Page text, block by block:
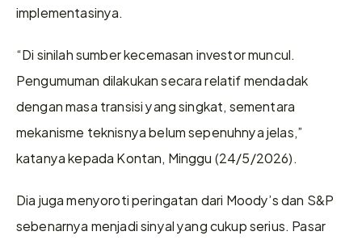
implementasinya.
“Di sinilah sumber kecemasan investor muncul.
Pengumuman dilakukan secara relatif mendadak
dengan masa transisi yang singkat, sementara
mekanisme teknisnya belum sepenuhnya jelas,”
katanya kepada Kontan, Minggu (24/5/2026).
Dia juga menyoroti peringatan dari Moody’s dan S&P
sebenarnya menjadi sinyal yang cukup serius. Pasar